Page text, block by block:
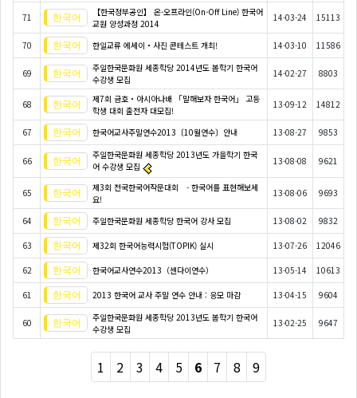
71
【한국정부공인】 온-오프라인(On-Off Line) 한국어
교원 양성과정 2014
14-03-24 15113
70 한일교류 에세이・사진 콘테스트 개최! 14-03-10 11586
69
주일한국문화원 세종학당 2014년도 봄학기 한국어
수강생 모집
14-02-27 8803
68
제7회 금호・아시아나배 「말해보자 한국어」 고등
학생 대회 출전자 대모집!
13-09-12 14812
67 한국어교사주말연수2013〔10월연수〕안내 13-08-27 9853
66
주일한국문화원 세종학당 2013년도 가을학기 한국
어 수강생 모집
13-08-08 9621
65
제3회 전국한국어작문대회 - 한국어를 표현해보세
요!
13-08-06 9693
64 주일한국문화원 세종학당 한국어 강사 모집 13-08-02 9832
63 제32회 한국어능력시험(TOPIK) 실시 13-07-26 12046
62 한국어교사연수2013（센다이연수） 13-05-14 10613
61 2013 한국어 교사 주말 연수 안내 : 응모 마감 13-04-15 9604
60
주일한국문화원 세종학당 2013년도 봄학기 한국어
수강생 모집
13-02-25 9647
1 2 3 4 5 6 7 8 9